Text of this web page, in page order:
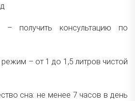
– получить консультацию по
– от 1 до 1,5 литров чистой
сна: не менее 7 часов в день